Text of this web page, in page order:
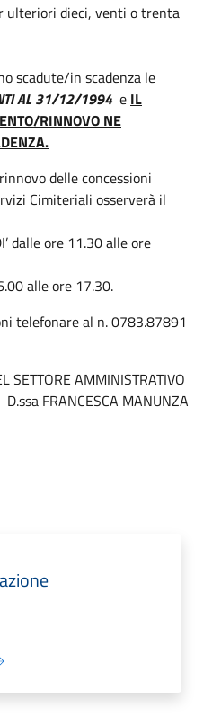
ulteriori dieci, venti o trenta
scadute/in scadenza le
AL 31/12/1994 e IL
RINNOVO NE
delle concessioni
Cimiteriali osserverà il
dalle ore 11.30 alle ore
alle ore 17.30.
telefonare al n. 0783.87891
SETTORE AMMINISTRATIVO
D.ssa FRANCESCA MANUNZA